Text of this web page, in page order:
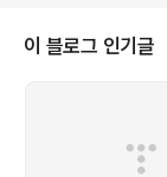
이 블로그 인기글